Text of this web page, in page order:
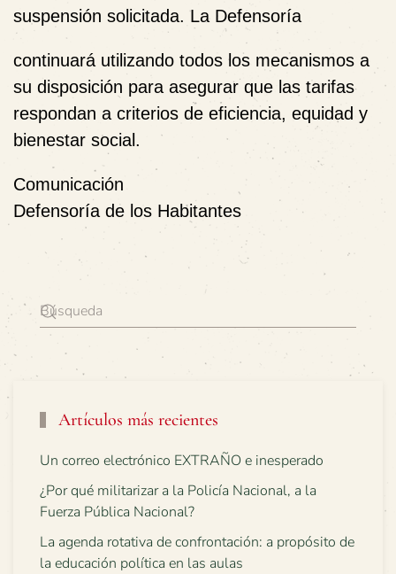
suspensión solicitada. La Defensoría
continuará utilizando todos los mecanismos a
su disposición para asegurar que las tarifas
respondan a criterios de eficiencia, equidad y
bienestar social.
Comunicación
Defensoría de los Habitantes
Artículos más recientes
Un correo electrónico EXTRAÑO e inesperado
¿Por qué militarizar a la Policía Nacional, a la
Fuerza Pública Nacional?
La agenda rotativa de confrontación: a propósito de
la educación política en las aulas